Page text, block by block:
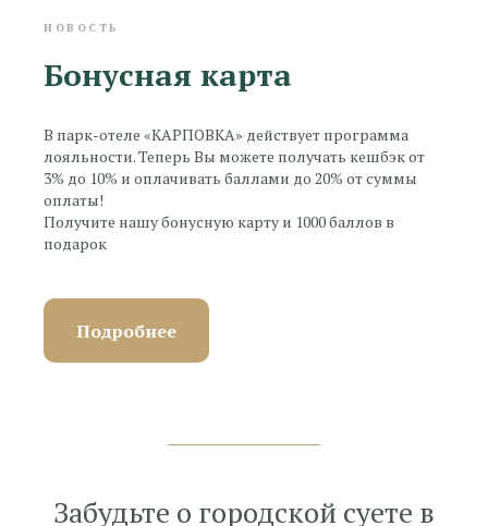
НОВОСТЬ
Бонусная карта
В парк-отеле «КАРПОВКА» действует программа
лояльности. Теперь Вы можете получать кешбэк от
3% до 10% и оплачивать баллами до 20% от суммы
оплаты!
Получите нашу бонусную карту и 1000 баллов в
подарок
Подробнее
Забудьте о городской суете в